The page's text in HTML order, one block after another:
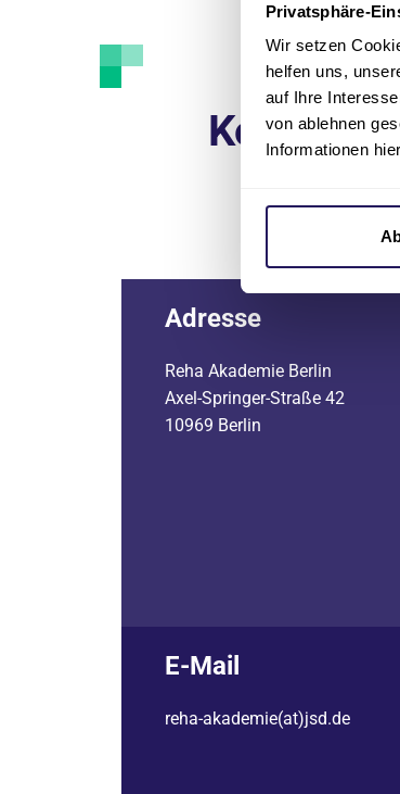
Privatsphäre-
Wir setzen
helfen uns,
auf Ihre
von ablehnen
Informationen
Kontakt
Adresse
Reha Akademie Berlin
Axel-Springer-Straße 42
10969 Berlin
E-Mail
reha-akademie(at)jsd.de